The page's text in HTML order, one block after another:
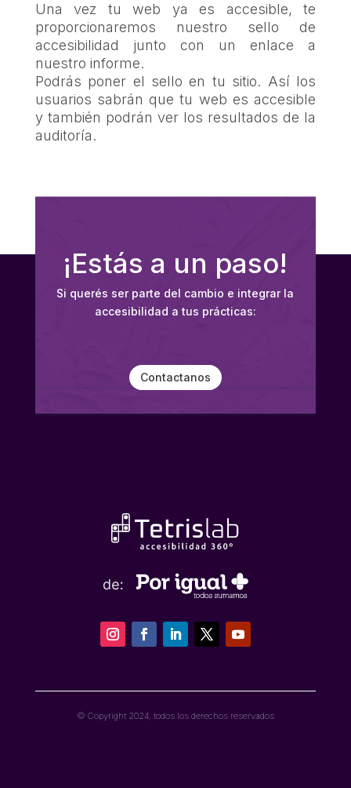
Una vez tu web ya es accesible, te
proporcionaremos nuestro sello de
accesibilidad junto con un enlace a
nuestro informe.
Podrás poner el sello en tu sitio. Así los
usuarios sabrán que tu web es accesible
y también podrán ver los resultados de la
auditoría.
¡Estás a un paso!
Si querés ser parte del cambio e integrar la
accesibilidad a tus prácticas:
Contactanos
© Copyright 2024, todos los derechos reservados